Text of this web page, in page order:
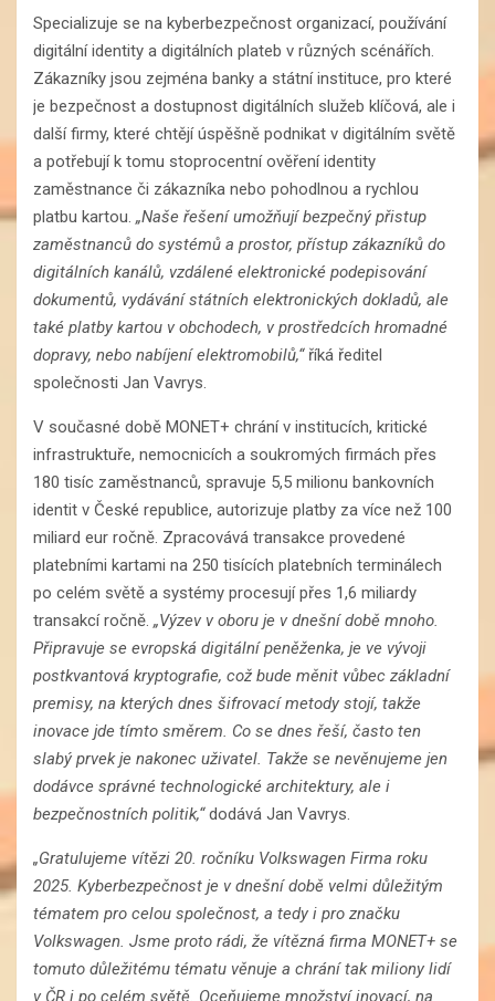
Specializuje se na kyberbezpečnost organizací, používání
digitální identity a digitálních plateb v různých scénářích.
Zákazníky jsou zejména banky a státní instituce, pro které
je bezpečnost a dostupnost digitálních služeb klíčová, ale i
další firmy, které chtějí úspěšně podnikat v digitálním světě
a potřebují k tomu stoprocentní ověření identity
zaměstnance či zákazníka nebo pohodlnou a rychlou
platbu kartou. „Naše řešení umožňují bezpečný přistup
zaměstnanců do systémů a prostor, přístup zákazníků do
digitálních kanálů, vzdálené elektronické podepisování
dokumentů, vydávání státních elektronických dokladů, ale
také platby kartou v obchodech, v prostředcích hromadné
dopravy, nebo nabíjení elektromobilů,“ říká ředitel
společnosti Jan Vavrys.
V současné době MONET+ chrání v institucích, kritické
infrastruktuře, nemocnicích a soukromých firmách přes
180 tisíc zaměstnanců, spravuje 5,5 milionu bankovních
identit v České republice, autorizuje platby za více než 100
miliard eur ročně. Zpracovává transakce provedené
platebními kartami na 250 tisících platebních terminálech
po celém světě a systémy procesují přes 1,6 miliardy
transakcí ročně. „Výzev v oboru je v dnešní době mnoho.
Připravuje se evropská digitální peněženka, je ve vývoji
postkvantová kryptografie, což bude měnit vůbec základní
premisy, na kterých dnes šifrovací metody stojí, takže
inovace jde tímto směrem. Co se dnes řeší, často ten
slabý prvek je nakonec uživatel. Takže se nevěnujeme jen
dodávce správné technologické architektury, ale i
bezpečnostních politik,“dodává Jan Vavrys.
„Gratulujeme vítězi 20. ročníku Volkswagen Firma roku
2025. Kyberbezpečnost je v dnešní době velmi důležitým
tématem pro celou společnost, a tedy i pro značku
Volkswagen. Jsme proto rádi, že vítězná firma MONET+ se
tomuto důležitému tématu věnuje a chrání tak miliony lidí
v ČR i po celém světě. Oceňujeme množství inovací, na